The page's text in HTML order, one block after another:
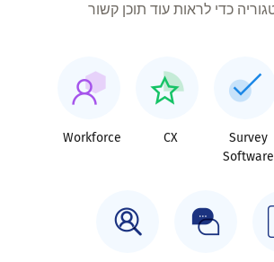
כדי לראות עוד תוכן קשור
Survey
Software
CX
Workforce